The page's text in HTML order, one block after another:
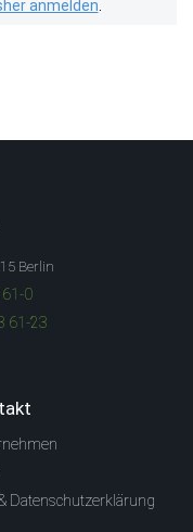
anmelden
Berlin
0
61-23
Datenschutzerklärung